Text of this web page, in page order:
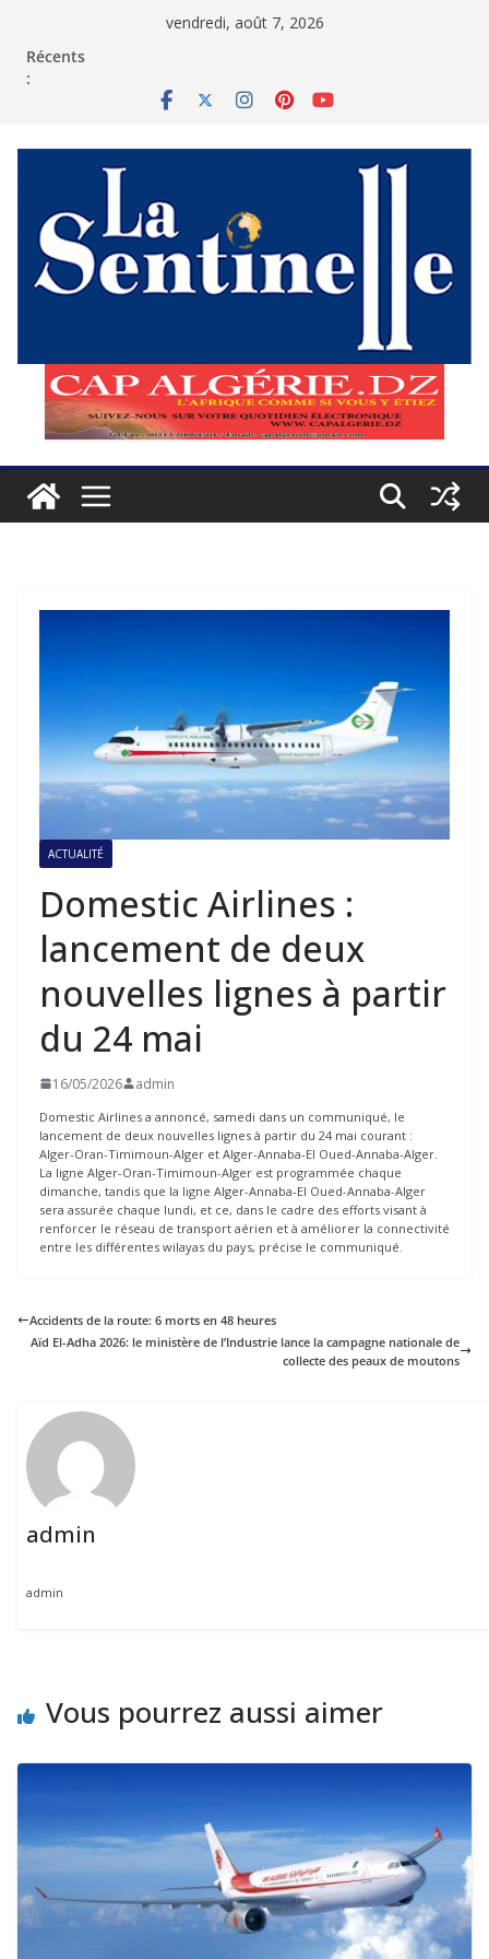
vendredi, août 7, 2026
Récents
:
ACTUALITÉ
Domestic Airlines :
lancement de deux
nouvelles lignes à partir
du 24 mai
16/05/2026 admin
Domestic Airlines a annoncé, samedi dans un communiqué, le
lancement de deux nouvelles lignes à partir du 24 mai courant :
Alger-Oran-Timimoun-Alger et Alger-Annaba-El Oued-Annaba-Alger.
La ligne Alger-Oran-Timimoun-Alger est programmée chaque
dimanche, tandis que la ligne Alger-Annaba-El Oued-Annaba-Alger
sera assurée chaque lundi, et ce, dans le cadre des efforts visant à
renforcer le réseau de transport aérien et à améliorer la connectivité
entre les différentes wilayas du pays, précise le communiqué.
Accidents de la route: 6 morts en 48 heures
Aïd El-Adha 2026: le ministère de l’Industrie lance la campagne nationale de
collecte des peaux de moutons
admin
admin
Vous pourrez aussi aimer